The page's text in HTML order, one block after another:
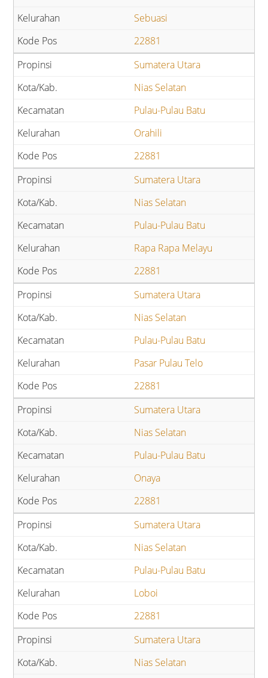
Sebuasi
22881
Sumatera Utara
Nias Selatan
Pulau-Pulau Batu
Orahili
22881
Sumatera Utara
Nias Selatan
Pulau-Pulau Batu
Rapa Rapa Melayu
22881
Sumatera Utara
Nias Selatan
Pulau-Pulau Batu
Pasar Pulau Telo
22881
Sumatera Utara
Nias Selatan
Pulau-Pulau Batu
Onaya
22881
Sumatera Utara
Nias Selatan
Pulau-Pulau Batu
Loboi
22881
Sumatera Utara
Nias Selatan